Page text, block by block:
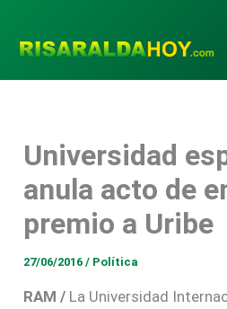
contenido
Universidad
anula acto de
premio a Uribe
27/06/2016/ Política
RAM / La Universidad